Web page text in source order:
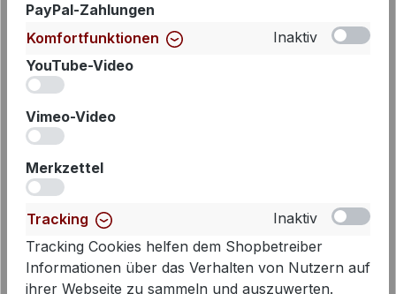
Cambio Jeans Elin Barrel Cropped
PayPal-Zahlungen
Komfortfunktionen
Inaktiv
YouTube-Video
Vimeo-Video
Merkzettel
Tracking
Inaktiv
Tracking Cookies helfen dem Shopbetreiber
Informationen über das Verhalten von Nutzern auf
ihrer Webseite zu sammeln und auszuwerten.